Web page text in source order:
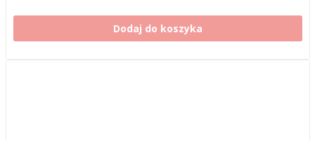
Dodaj do koszyka